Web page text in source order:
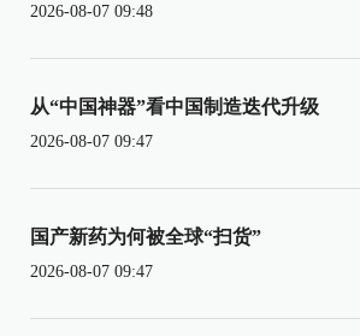
2026-08-07 09:48
从“中国神器”看中国制造迭代升级
2026-08-07 09:47
国产新药为何被全球“扫货”
2026-08-07 09:47